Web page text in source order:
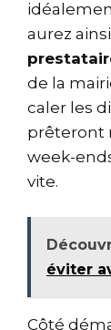
aurez
de la
caler les
prêteront
week-
vite.
éviter
Côté